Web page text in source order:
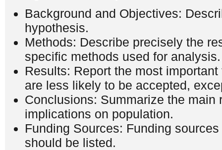
Background and Objectives:
hypothesis.
Methods: Describe precisely the
specific methods used for analysis.
Results: Report the most
are less likely to be accepted,
Conclusions: Summarize the
implications on population.
Funding Sources: Funding
should be listed.